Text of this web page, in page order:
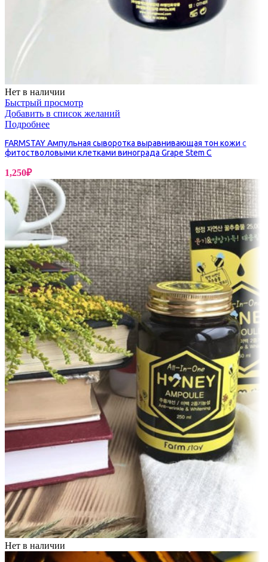
Нет в наличии
Быстрый просмотр
Добавить в список желаний
Подробнее
FARMSTAY Ампульная сыворотка выравнивающая тон кожи с
фитостволовыми клетками винограда Grape Stem C
1,250₽
Нет в наличии